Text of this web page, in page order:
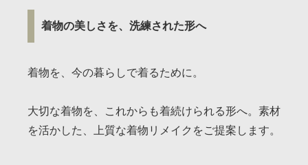
着物の美しさを、洗練された形へ
着物を、今の暮らしで着るために。
大切な着物を、これからも着続けられる形へ。素材
を活かした、上質な着物リメイクをご提案します。